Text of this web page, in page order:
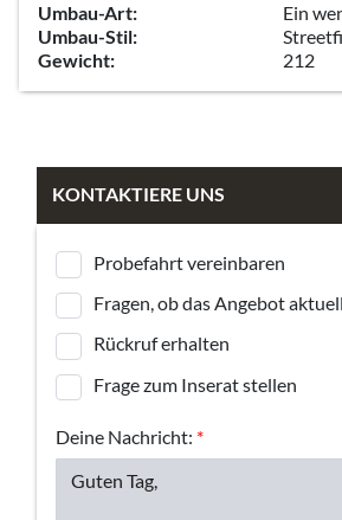
Umbau-Art:
Ein
Umbau-Stil:
Gewicht:
212
KONTAKTIERE UNS
Probefahrt vereinbaren
Fragen, ob das Angebot
Rückruf erhalten
Frage zum Inserat stellen
Deine Nachricht: *